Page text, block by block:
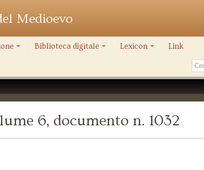
Medioevo
Biblioteca digitale Lexicon Link
6, documento n. 1032